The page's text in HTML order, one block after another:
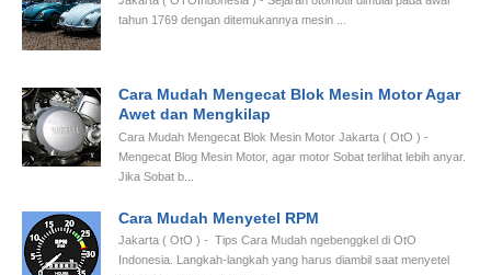
tahun 1769 dengan ditemukannya mesin ...
Cara Mudah Mengecat Blok Mesin Motor Agar
Awet dan Mengkilap
Cara Mudah Mengecat Blok Mesin Motor Jakarta ( OtO ) -
Mengecat Blog Mesin Motor, agar motor Sobat terlihat lebih anyar.
Jika Sobat b...
Cara Mudah Menyetel RPM
Jakarta ( OtO ) - Tips Cara Mudah ngebenggkel di OtO
Indonesia. Langkah-langkah yang harus diambil saat menyetel